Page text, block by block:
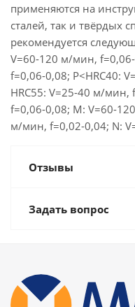
применяются на
сталей, так и твёрдых
рекомендуется
V=60-120 м/мин,
f=0,06-0,08; P<HRC40:
HRC55: V=25-40 м/
f=0,06-0,08; M: V=60-
м/мин, f=0,02-0,04; N:
Отзывы
Задать вопрос